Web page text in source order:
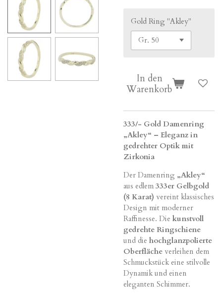
Gold Ring "Akley"
In den
Warenkorb
333/- Gold Damenring
„Akley“ – Eleganz in
gedrehter Optik mit
Zirkonia
Der Damenring „Akley“
aus edlem 333er Gelbgold
(8 Karat) vereint klassisches
Design mit moderner
Raffinesse. Die kunstvoll
gedrehte Ringschiene
und die hochglanzpolierte
Oberfläche verleihen dem
Schmuckstück eine stilvolle
Dynamik und einen
eleganten Schimmer.